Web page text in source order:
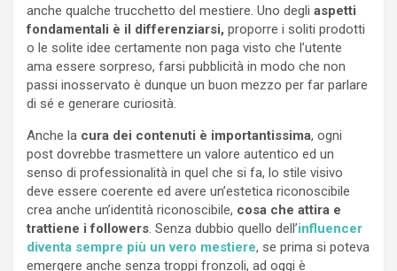
anche qualche trucchetto del mestiere. Uno degli aspetti
fondamentali è il differenziarsi, proporre i soliti prodotti
o le solite idee certamente non paga visto che l’utente
ama essere sorpreso, farsi pubblicità in modo che non
passi inosservato è dunque un buon mezzo per far parlare
di sé e generare curiosità.
Anche la cura dei contenuti è importantissima, ogni
post dovrebbe trasmettere un valore autentico ed un
senso di professionalità in quel che si fa, lo stile visivo
deve essere coerente ed avere un’estetica riconoscibile
crea anche un’identità riconoscibile, cosa che attira e
trattiene i followers. Senza dubbio quello dell’influencer
diventa sempre più un vero mestiere, se prima si poteva
emergere anche senza troppi fronzoli, ad oggi è